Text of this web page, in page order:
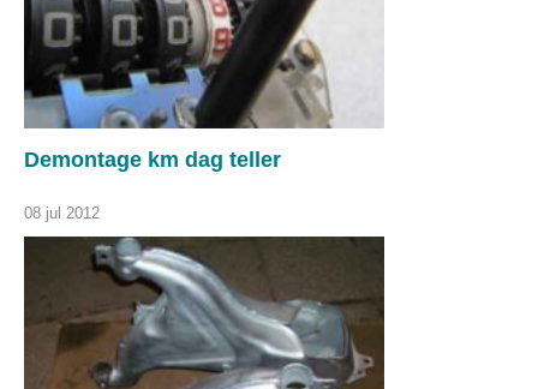
Demontage km dag teller
08 jul 2012